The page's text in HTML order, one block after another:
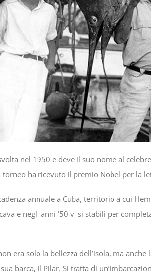
nel 1950 e deve il suo nome al
torneo ha ricevuto il premio Nobel per la
annuale a Cuba, territorio a cui
e negli anni ‘50 vi si stabilì per
era solo la bellezza dell’isola, ma anche
barca, Il Pilar. Si tratta di